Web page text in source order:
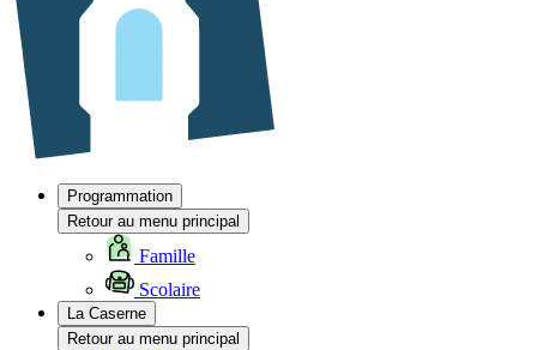
Programmation
Retour au menu principal
Famille
Scolaire
La Caserne
Retour au menu principal